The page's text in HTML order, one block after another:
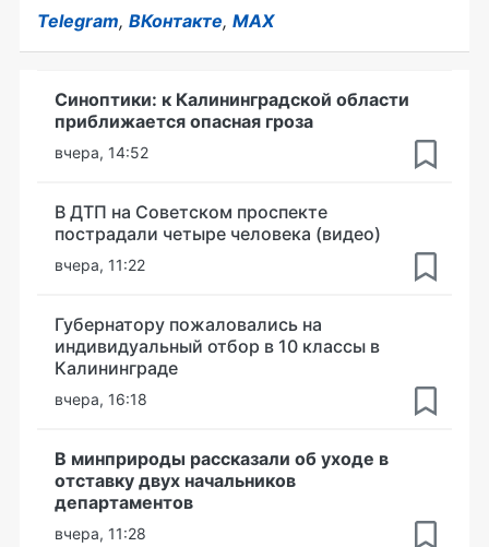
Telegram, ВКонтакте, MAX
Синоптики: к Калининградской области
приближается опасная гроза
вчера, 14:52
В ДТП на Советском проспекте
пострадали четыре человека (видео)
вчера, 11:22
Губернатору пожаловались на
индивидуальный отбор в 10 классы в
Калининграде
вчера, 16:18
В минприроды рассказали об уходе в
отставку двух начальников
департаментов
вчера, 11:28